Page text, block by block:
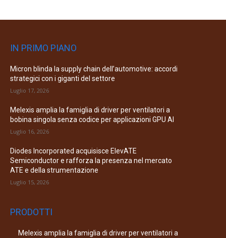
IN PRIMO PIANO
Micron blinda la supply chain dell’automotive: accordi
strategici con i giganti del settore
Luglio 17, 2026
Melexis amplia la famiglia di driver per ventilatori a
bobina singola senza codice per applicazioni GPU AI
Luglio 16, 2026
Diodes Incorporated acquisisce ElevATE
Semiconductor e rafforza la presenza nel mercato
ATE e della strumentazione
Luglio 15, 2026
PRODOTTI
Melexis amplia la famiglia di driver per ventilatori a